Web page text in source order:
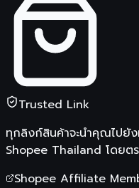
Trusted Link
ทุกลิงก์สินค้าจะนำคุณไปยัง
Shopee Thailand โดยต
Shopee Affiliate